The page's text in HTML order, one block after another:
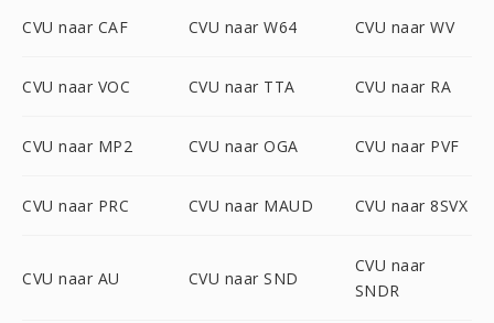
CVU naar CAF CVU naar W64 CVU naar WV
CVU naar VOC CVU naar TTA CVU naar RA
CVU naar MP2 CVU naar OGA CVU naar PVF
CVU naar PRC CVU naar MAUD CVU naar 8SVX
CVU naar AU CVU naar SND
CVU naar
SNDR